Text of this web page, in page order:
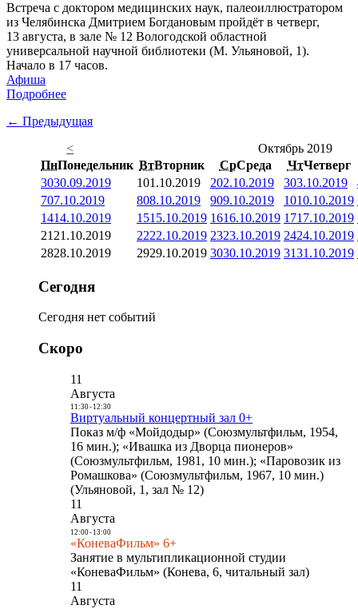
Встреча с доктором медицинских наук, палеоиллюстратором
из Челябинска Дмитрием Богдановым пройдёт в четверг,
13 августа, в зале № 12 Вологодской областной
универсальной научной библиотеки (М. Ульяновой, 1).
Начало в 17 часов.
Афиша
Подробнее
← Предыдущая
<
Октябрь 2019
ПнПонедельник ВтВторник СрСреда ЧтЧетверг
3030.09.2019 101.10.2019 202.10.2019 303.10.2019
707.10.2019 808.10.2019 909.10.2019 1010.10.2019
1414.10.2019 1515.10.2019 1616.10.2019 1717.10.2019
21 21.10.2019 2222.10.2019 2323.10.2019 2424.10.2019
2828.10.2019 2929.10.2019 3030.10.2019 3131.10.2019
Сегодня
Сегодня нет событий
Скоро
11
Августа
11:30- 12:30
Виртуальный концертный зал 0+
Показ м/ф «Мойдодыр» (Союзмультфильм, 1954,
16 мин.); «Ивашка из Дворца пионеров»
(Союзмультфильм, 1981, 10 мин.); «Паровозик из
Ромашкова» (Союзмультфильм, 1967, 10 мин.)
(Ульяновой, 1, зал № 12)
11
Августа
12:00- 13:00
«КоневаФильм» 6+
Занятие в мультипликационной студии
«КоневаФильм» (Конева, 6, читальный зал)
11
Августа